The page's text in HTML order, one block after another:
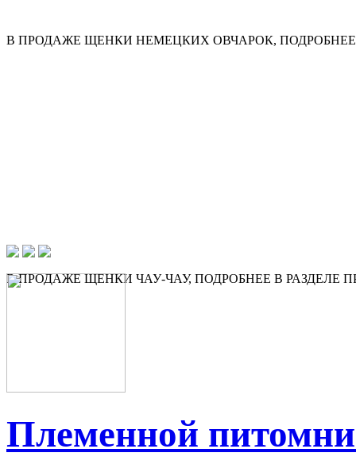
В ПРОДАЖЕ ЩЕНКИ НЕМЕЦКИХ ОВЧАРОК, ПОДРОБНЕЕ
В ПРОДАЖЕ ЩЕНКИ ЧАУ-ЧАУ, ПОДРОБНЕЕ В РАЗДЕЛЕ
Племенной